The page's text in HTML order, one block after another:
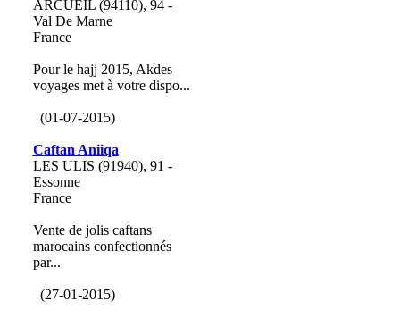
ARCUEIL (94110), 94 -
Val De Marne
France
Pour le hajj 2015, Akdes
voyages met à votre dispo...
(01-07-2015)
Caftan Aniiqa
LES ULIS (91940), 91 -
Essonne
France
Vente de jolis caftans
marocains confectionnés
par...
(27-01-2015)